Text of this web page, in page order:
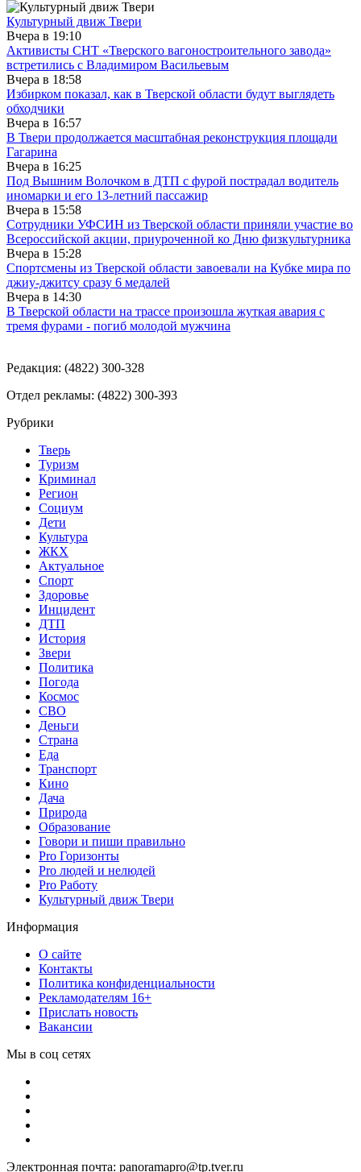
Культурный движ Твери
Вчера в 19:10
Активисты СНТ «Тверского вагоностроительного завода»
встретились с Владимиром Васильевым
Вчера в 18:58
Избирком показал, как в Тверской области будут выглядеть
обходчики
Вчера в 16:57
В Твери продолжается масштабная реконструкция площади
Гагарина
Вчера в 16:25
Под Вышним Волочком в ДТП с фурой пострадал водитель
иномарки и его 13-летний пассажир
Вчера в 15:58
Сотрудники УФСИН из Тверской области приняли участие во
Всероссийской акции, приуроченной ко Дню физкультурника
Вчера в 15:28
Спортсмены из Тверской области завоевали на Кубке мира по
джиу-джитсу сразу 6 медалей
Вчера в 14:30
В Тверской области на трассе произошла жуткая авария с
тремя фурами - погиб молодой мужчина
Редакция: (4822) 300-328
Отдел рекламы: (4822) 300-393
Рубрики
Тверь
Туризм
Криминал
Регион
Социум
Дети
Культура
ЖКХ
Актуальное
Спорт
Здоровье
Инцидент
ДТП
История
Звери
Политика
Погода
Космос
СВО
Деньги
Страна
Еда
Транспорт
Кино
Дача
Природа
Образование
Говори и пиши правильно
Pro Горизонты
Pro людей и нелюдей
Pro Работу
Культурный движ Твери
Информация
О сайте
Контакты
Политика конфиденциальности
Рекламодателям 16+
Прислать новость
Вакансии
Мы в соц сетях
Электронная почта: panoramapro@tp.tver.ru